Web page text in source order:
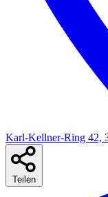
Karl-Kellner-Ring 42,
Teilen